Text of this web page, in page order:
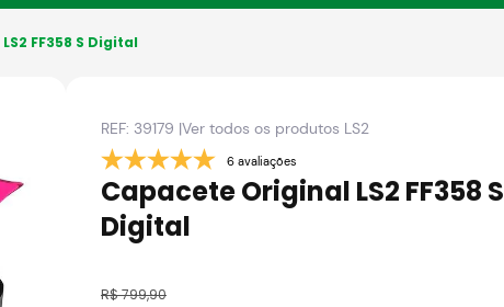
FF358 S Digital
REF: 39179 |Ver todos os produtos LS2
6 avaliações
Capacete Original LS2 FF358 S
Digital
R$799,90